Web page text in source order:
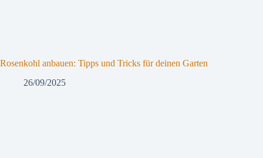
Rosenkohl anbauen: Tipps und Tricks für deinen Garten
26/09/2025